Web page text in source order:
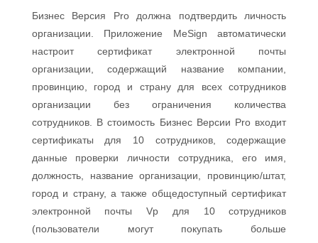
Бизнес Версия Pro должна подтвердить личность
организации. Приложение MeSign автоматически
настроит сертификат электронной почты
организации, содержащий название компании,
провинцию, город и страну для всех сотрудников
организации без ограничения количества
сотрудников. В стоимость Бизнес Версии Pro входит
сертификаты для 10 сотрудников, содержащие
данные проверки личности сотрудника, его имя,
должность, название организации, провинцию/штат,
город и страну, а также общедоступный сертификат
электронной почты Vp для 10 сотрудников
(пользователи могут покупать больше